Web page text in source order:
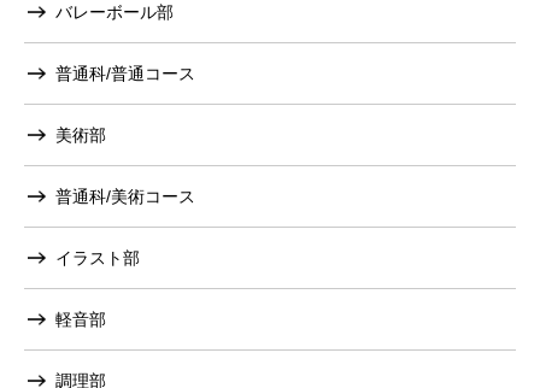
バレーボール部
普通科/普通コース
美術部
普通科/美術コース
イラスト部
軽音部
調理部